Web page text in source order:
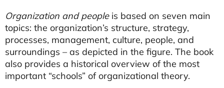
Organization and peopleis based on seven main
topics: the organization’s structure, strategy,
processes, management, culture, people, and
surroundings – as depicted in the figure. The book
also provides a historical overview of the most
important “schools” of organizational theory.